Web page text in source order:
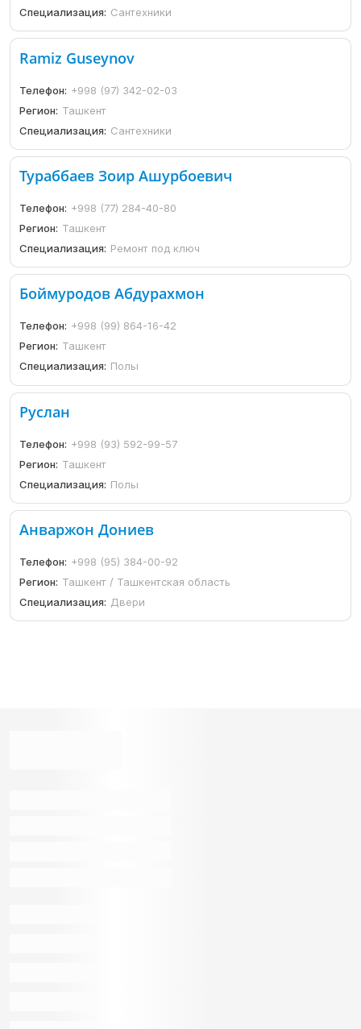
Специализация: Сантехники
Ramiz Guseynov
Телефон: +998 (97) 342-02-03
Регион: Ташкент
Специализация: Сантехники
Тураббаев Зоир Ашурбоевич
Телефон: +998 (77) 284-40-80
Регион: Ташкент
Специализация: Ремонт под ключ
Боймуродов Абдурахмон
Телефон: +998 (99) 864-16-42
Регион: Ташкент
Специализация: Полы
Руслан
Телефон: +998 (93) 592-99-57
Регион: Ташкент
Специализация: Полы
Анваржон Дониев
Телефон: +998 (95) 384-00-92
Регион: Ташкент / Ташкентская область
Специализация: Двери